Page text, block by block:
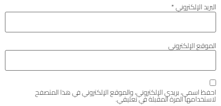
البريد الإلكتروني*
الموقع الإلكتروني
احفظ اسمي، بريدي الإلكتروني، والموقع الإلكتروني في هذا المتصفح
لاستخدامها المرة المقبلة في تعليقي.